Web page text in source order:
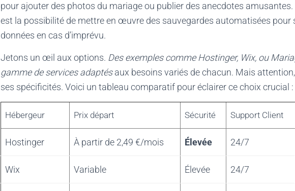
pour ajouter des photos du mariage ou publier des anecdotes
est la possibilité de mettre en œuvre des sauvegardes automatisées pour
données en cas d’imprévu.
Jetons un œil aux options. Des exemples comme Hostinger, Wix, ou
gamme de services adaptésaux besoins variés de chacun. Mais
ses spécificités. Voici un tableau comparatif pour éclairer ce choix crucial :
Hébergeur Prix départ Sécurité Support Client
Hostinger À partir de 2,49 €/mois Élevée 24/7
Wix Variable Élevée 24/7